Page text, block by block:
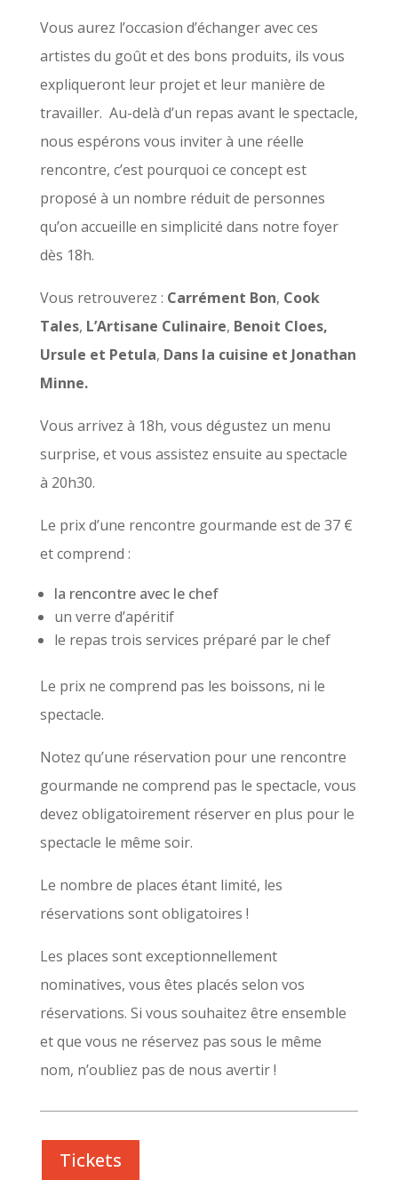
Vous aurez l’occasion d’échanger avec ces
artistes du goût et des bons produits, ils vous
expliqueront leur projet et leur manière de
travailler. Au-delà d’un repas avant le spectacle,
nous espérons vous inviter à une réelle
rencontre, c’est pourquoi ce concept est
proposé à un nombre réduit de personnes
qu’on accueille en simplicité dans notre foyer
dès 18h.
Vous retrouverez : Carrément Bon, Cook
Tales, L’Artisane Culinaire, Benoit Cloes,
Ursule et Petula, Dans la cuisine et Jonathan
Minne.
Vous arrivez à 18h, vous dégustez un menu
surprise, et vous assistez ensuite au spectacle
à 20h30.
Le prix d’une rencontre gourmande est de 37 €
et comprend :
la rencontre avec le chef
un verre d’apéritif
le repas trois services préparé par le chef
Le prix ne comprend pas les boissons, ni le
spectacle.
Notez qu’une réservation pour une rencontre
gourmande ne comprend pas le spectacle, vous
devez obligatoirement réserver en plus pour le
spectacle le même soir.
Le nombre de places étant limité, les
réservations sont obligatoires !
Les places sont exceptionnellement
nominatives, vous êtes placés selon vos
réservations. Si vous souhaitez être ensemble
et que vous ne réservez pas sous le même
nom, n’oubliez pas de nous avertir !
Tickets